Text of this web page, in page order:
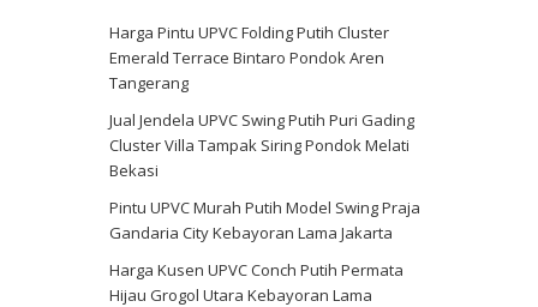
Harga Pintu UPVC Folding Putih Cluster
Emerald Terrace Bintaro Pondok Aren
Tangerang
Jual Jendela UPVC Swing Putih Puri Gading
Cluster Villa Tampak Siring Pondok Melati
Bekasi
Pintu UPVC Murah Putih Model Swing Praja
Gandaria City Kebayoran Lama Jakarta
Harga Kusen UPVC Conch Putih Permata
Hijau Grogol Utara Kebayoran Lama